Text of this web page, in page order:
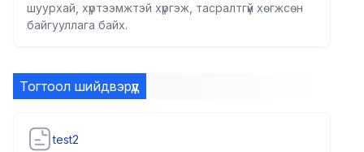
шуурхай, хүртээмжтэй хүргэж, тасралтгүй хөгжсөн
байгууллага байх.
Тогтоол шийдвэрүүд
test2